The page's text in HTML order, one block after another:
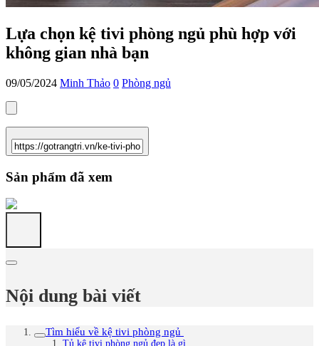
Lựa chọn kệ tivi phòng ngủ phù hợp với
không gian nhà bạn
09/05/2024 Minh Thảo 0 Phòng ngủ
Sản phẩm đã xem
Nội dung bài viết
Tìm hiểu về kệ tivi phòng ngủ
Tủ kệ tivi phòng ngủ đẹp là gì